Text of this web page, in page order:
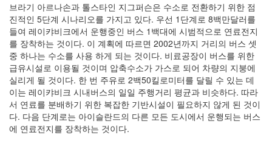
브라기 아르나손과 톨스타인 지그퍼슨은 수소로 전환하기 위한 점
진적인 5단계 시나리오를 가지고 있다. 우선 1단계로 8백만달러를
들여 레이캬비크에서 운행중인 버스 1백대에 시범적으로 연료전지
를 장착하는 것이다. 이 계획에 따르면 2002년까지 거리의 버스 셋
중 하나는 수소를 사용 하게 되는 것이다. 비료공장이 버스를 위한
급유시설로 이용될 것이며 압축수소가 가스로 되어 차량의 지붕에
실리게 될 것이다. 한 번 주유로 2백50킬로미터를 달릴 수 있는 데
이는 레이캬비크 시내버스의 일일 주행거리 평균과 비슷하다. 따라
서 연료를 분배하기 위한 복잡한 기반시설이 필요하지 않게 된 것이
다. 다음 단계로는 아이슬란드의 다른 모든 도시에서 운행되는 버스
에 연료전지를 장착하는 것이다.